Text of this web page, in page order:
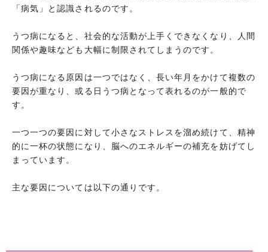
「病気」と認識されるのです。
うつ病になると、社会的な活動が上手くできなくなり、人間
関係や趣味なども大幅に制限されてしまうのです。
うつ病になる原因は一つではなく、長い年月をかけて複数の
要因が重なり、或る日うつ病となって表れるのが一般的で
す。
一つ一つの要因に対して小さなストレスを溜め続けて、精神
的に一杯の状態になり、脳へのエネルギーの補充を妨げてし
まっています。
主な要因については以下の通りです。